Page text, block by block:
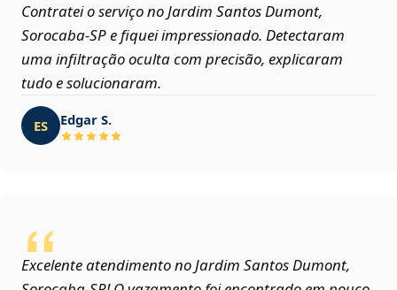
Contratei o serviço no Jardim Santos Dumont,
Sorocaba‑SP e fiquei impressionado. Detectaram
uma infiltração oculta com precisão, explicaram
tudo e solucionaram.
ES Edgar S.
Excelente atendimento no Jardim Santos Dumont,